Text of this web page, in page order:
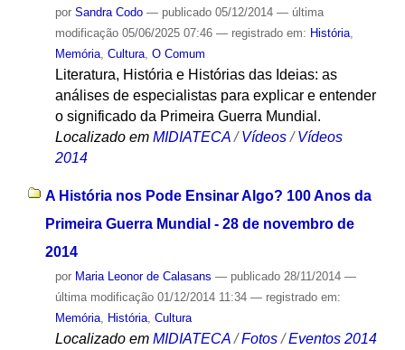
por Sandra Codo — publicado05/12/2014 — última
modificação05/06/2025 07:46 — registrado em: História,
Memória, Cultura, O Comum
Literatura, História e Histórias das Ideias: as
análises de especialistas para explicar e entender
o significado da Primeira Guerra Mundial.
Localizado em MIDIATECA /Vídeos /Vídeos
2014
A História nos Pode Ensinar Algo? 100 Anos da
Primeira Guerra Mundial - 28 de novembro de
2014
por Maria Leonor de Calasans — publicado28/11/2014 —
última modificação01/12/2014 11:34 — registrado em:
Memória, História, Cultura
Localizado em MIDIATECA /Fotos /Eventos 2014